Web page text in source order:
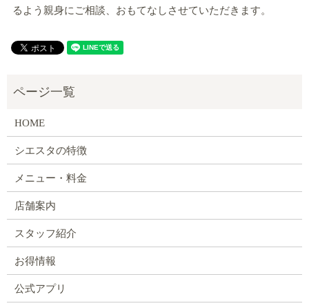
るよう親身にご相談、おもてなしさせていただきます。
HOME
シエスタの特徴
メニュー・料金
店舗案内
スタッフ紹介
お得情報
公式アプリ